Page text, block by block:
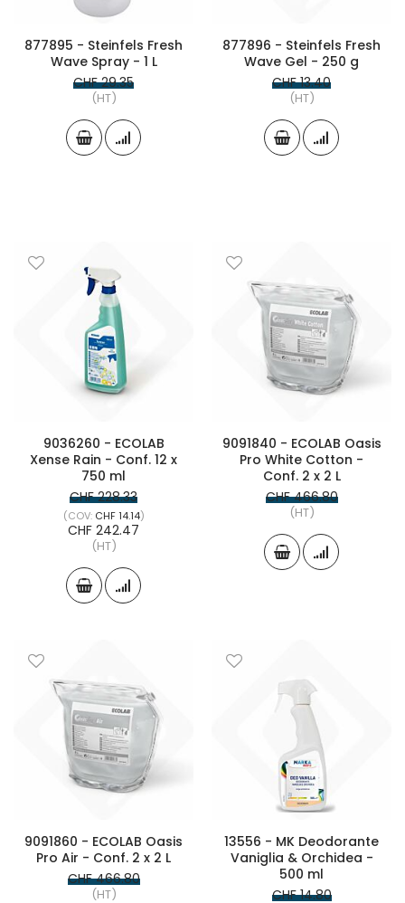
877895 - Steinfels Fresh
Wave Spray - 1 L
CHF 29.35
(HT)
877896 - Steinfels Fresh
Wave Gel - 250 g
CHF 13.40
(HT)
9036260 - ECOLAB
Xense Rain - Conf. 12 x
750 ml
CHF 228.33
CHF 14.14
CHF 242.47
(HT)
9091840 - ECOLAB Oasis
Pro White Cotton -
Conf. 2 x 2 L
CHF 466.80
(HT)
9091860 - ECOLAB Oasis
Pro Air - Conf. 2 x 2 L
CHF 466.80
(HT)
13556 - MK Deodorante
Vaniglia & Orchidea -
500 ml
CHF 14.80